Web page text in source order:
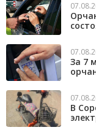
За 7
В